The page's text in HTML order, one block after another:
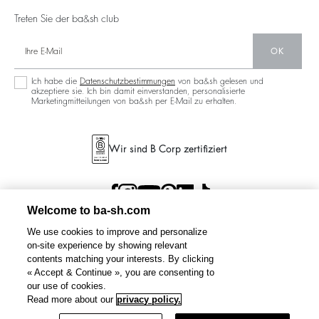
Treten Sie der ba&sh club
OK
Ich habe die Datenschutzbestimmungen von ba&sh gelesen und
akzeptiere sie. Ich bin damit einverstanden, personalisierte
Marketingmitteilungen von ba&sh per E-Mail zu erhalten.
Wir sind B Corp zertifiziert
Welcome to ba-sh.com
We use cookies to improve and personalize
on-site experience by showing relevant
contents matching your interests. By clicking
« Accept & Continue », you are consenting to
our use of cookies.
Read more about our privacy policy.